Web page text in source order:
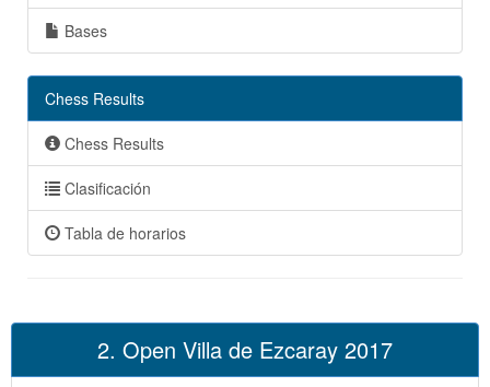
Bases
Chess Results
Chess Results
Clasificación
Tabla de horarios
2. Open Villa de Ezcaray 2017